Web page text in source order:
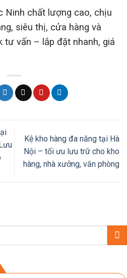
Ninh chất lượng cao, chịu
siêu thị, cửa hàng và
tư vấn – lắp đặt nhanh, giá
Kệ kho hàng đa năng tại Hà
Nội – tối ưu lưu trữ cho kho
hàng, nhà xưởng, văn phòng